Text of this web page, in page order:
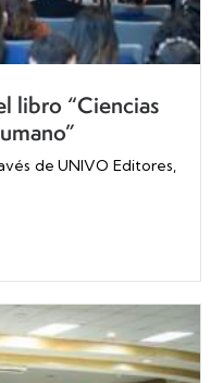
libro “Ciencias
de UNIVO Editores,